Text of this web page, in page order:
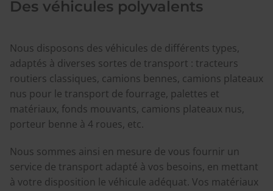
Des véhicules polyvalents
Nous disposons des véhicules de différents types,
adaptés à diverses sortes de transport : tracteurs
routiers classiques, camions bennes, camions plateaux
nus pour le transport de fourrage, palettes et
matériaux, fonds mouvants, camions plateaux nus,
porteur benne à 4 roues, etc.
Nous sommes ainsi en mesure de vous fournir un
service de transport adapté à vos besoins, en mettant
à votre disposition le véhicule adéquat. Vos matériaux